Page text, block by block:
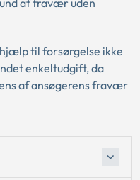
af fravær uden
til forsørgelse ikke
enkeltudgift, da
af ansøgerens fravær